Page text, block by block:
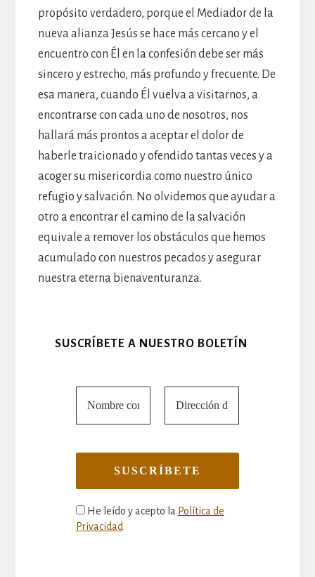
propósito verdadero, porque el Mediador de la
nueva alianza Jesús se hace más cercano y el
encuentro con Él en la confesión debe ser más
sincero y estrecho, más profundo y frecuente. De
esa manera, cuando Él vuelva a visitarnos, a
encontrarse con cada uno de nosotros, nos
hallará más prontos a aceptar el dolor de
haberle traicionado y ofendido tantas veces y a
acoger su misericordia como nuestro único
refugio y salvación. No olvidemos que ayudar a
otro a encontrar el camino de la salvación
equivale a remover los obstáculos que hemos
acumulado con nuestros pecados y asegurar
nuestra eterna bienaventuranza.
SUSCRÍBETE A NUESTRO BOLETÍN
He leído y acepto la Política de
Privacidad